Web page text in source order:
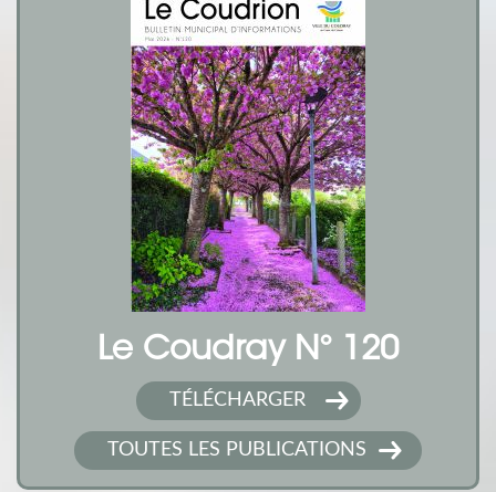
Le Coudray N° 120
TÉLÉCHARGER
TOUTES LES PUBLICATIONS